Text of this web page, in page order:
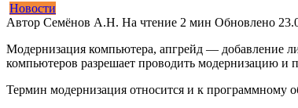
Новости
Автор Семёнов А.Н. На чтение 2 мин Обновлено
Модернизация компьютера, апгрейд — добавление
компьютеров разрешает проводить модернизацию и
Термин модернизация относится и к программному